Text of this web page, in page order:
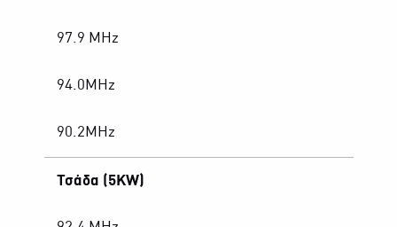
97.9 MHz
94.0MHz
90.2MHz
Τσάδα (5KW)